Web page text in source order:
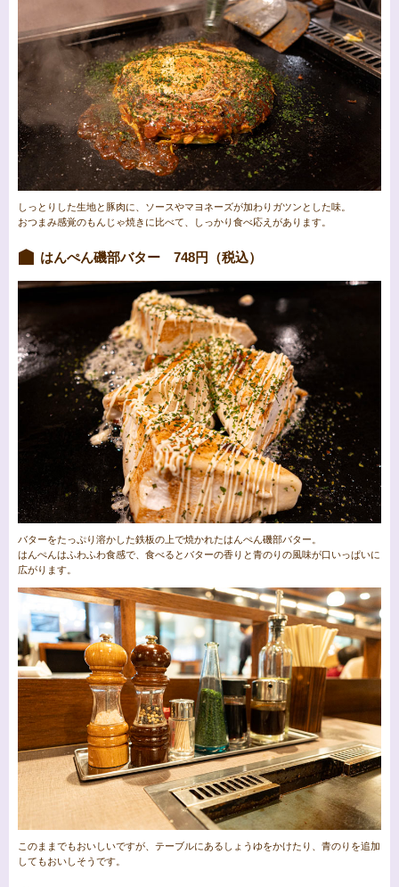
しっとりした生地と豚肉に、ソースやマヨネーズが加わりガツンとした味。
おつまみ感覚のもんじゃ焼きに比べて、しっかり食べ応えがあります。
はんぺん磯部バター 748円（税込）
バターをたっぷり溶かした鉄板の上で焼かれたはんぺん磯部バター。
はんぺんはふわふわ食感で、食べるとバターの香りと青のりの風味が口いっぱいに
広がります。
このままでもおいしいですが、テーブルにあるしょうゆをかけたり、青のりを追加
してもおいしそうです。